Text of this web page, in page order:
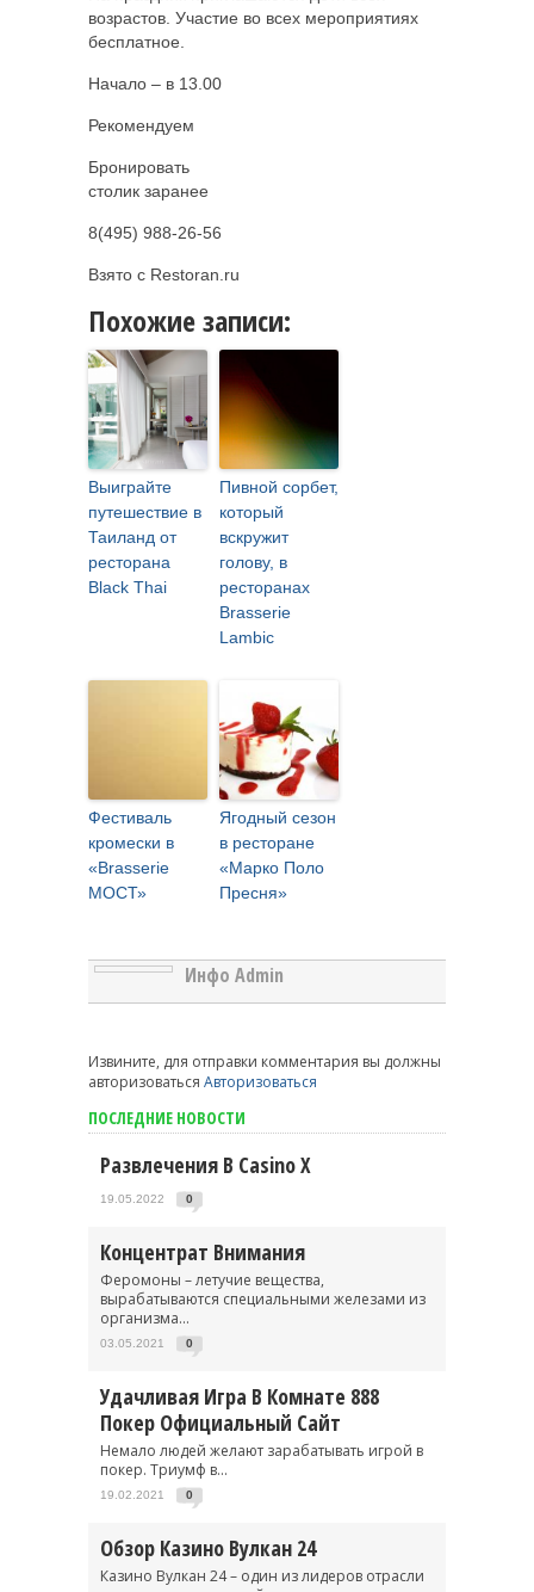
возрастов. Участие во всех мероприятиях
бесплатное.
Начало – в 13.00
Рекомендуем
Бронировать
столик заранее
8(495) 988-26-56
Взято с Restoran.ru
Похожие записи:
Выиграйте
путешествие в
Таиланд от
ресторана
Black Thai
Пивной сорбет,
который
вскружит
голову, в
ресторанах
Brasserie
Lambic
Фестиваль
кромески в
«Brasserie
МОСТ»
Ягодный сезон
в ресторане
«Марко Поло
Пресня»
Инфо Admin
Извините, для отправки комментария вы должны
авторизоваться Авторизоваться
ПОСЛЕДНИЕ НОВОСТИ
Развлечения В Casino X
19.05.2022 0
Концентрат Внимания
Феромоны – летучие вещества,
вырабатываются специальными железами из
организма...
03.05.2021 0
Удачливая Игра В Комнате 888
Покер Официальный Сайт
Немало людей желают зарабатывать игрой в
покер. Триумф в...
19.02.2021 0
Обзор Казино Вулкан 24
Казино Вулкан 24 – один из лидеров отрасли